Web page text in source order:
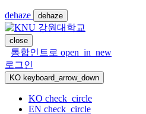
dehaze dehaze
close
통합인트로 open_in_new
로그인
KO keyboard_arrow_down
KO check_circle
EN check_circle